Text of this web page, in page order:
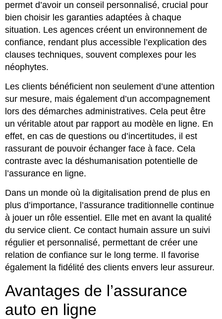
permet d’avoir un conseil personnalisé, crucial pour
bien choisir les garanties adaptées à chaque
situation. Les agences créent un environnement de
confiance, rendant plus accessible l’explication des
clauses techniques, souvent complexes pour les
néophytes.
Les clients bénéficient non seulement d’une attention
sur mesure, mais également d’un accompagnement
lors des démarches administratives. Cela peut être
un véritable atout par rapport au modèle en ligne. En
effet, en cas de questions ou d’incertitudes, il est
rassurant de pouvoir échanger face à face. Cela
contraste avec la déshumanisation potentielle de
l’assurance en ligne.
Dans un monde où la digitalisation prend de plus en
plus d’importance, l’assurance traditionnelle continue
à jouer un rôle essentiel. Elle met en avant la qualité
du service client. Ce contact humain assure un suivi
régulier et personnalisé, permettant de créer une
relation de confiance sur le long terme. Il favorise
également la fidélité des clients envers leur assureur.
Avantages de l’assurance
auto en ligne